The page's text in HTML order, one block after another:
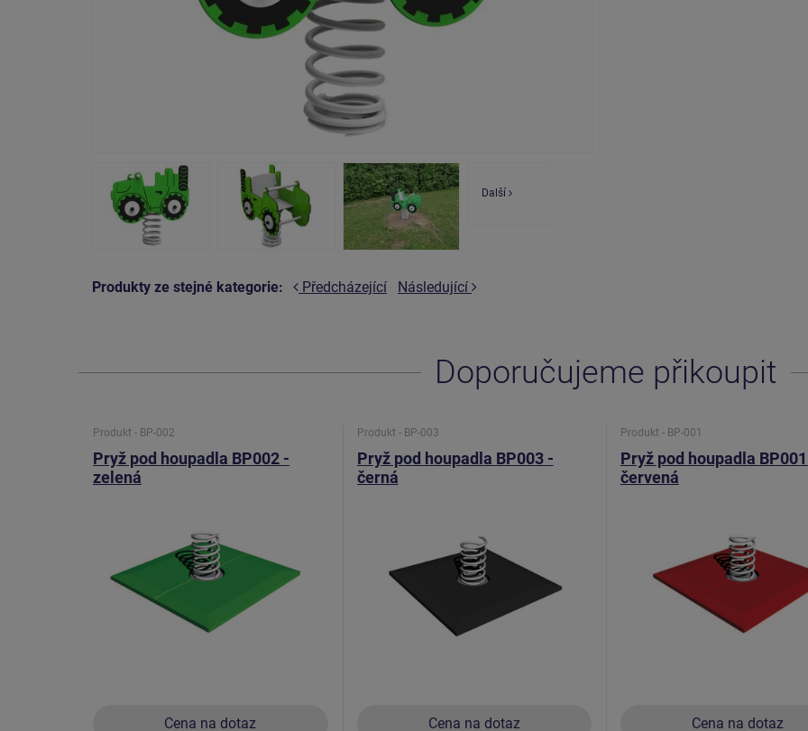
Další
Produkty ze stejné kategorie: Předcházející Následující
Doporučujeme přikoupit
Produkt - BP-002
Pryž pod houpadla BP002 -
zelená
Cena na dotaz
Produkt - BP-003
Pryž pod houpadla BP003 -
černá
Cena na dotaz
Produkt - BP-001
Pryž pod houpadla
červená
Cena na dotaz